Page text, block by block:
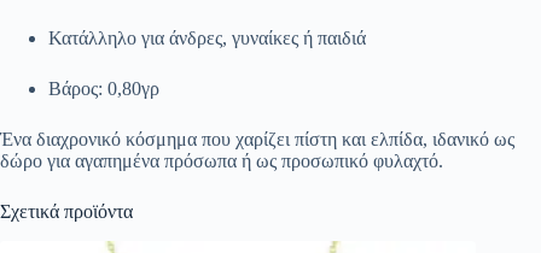
Κατάλληλο για άνδρες, γυναίκες ή παιδιά
Βάρος: 0,80γρ
Ένα διαχρονικό κόσμημα που χαρίζει πίστη και ελπίδα, ιδανικό ως
δώρο για αγαπημένα πρόσωπα ή ως προσωπικό φυλαχτό.
Σχετικά προϊόντα